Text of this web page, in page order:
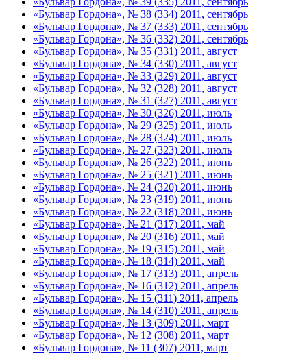
«Бульвар Гордона», № 38 (334) 2011, сентябрь
«Бульвар Гордона», № 37 (333) 2011, сентябрь
«Бульвар Гордона», № 36 (332) 2011, сентябрь
«Бульвар Гордона», № 35 (331) 2011, август
«Бульвар Гордона», № 34 (330) 2011, август
«Бульвар Гордона», № 33 (329) 2011, август
«Бульвар Гордона», № 32 (328) 2011, август
«Бульвар Гордона», № 31 (327) 2011, август
«Бульвар Гордона», № 30 (326) 2011, июль
«Бульвар Гордона», № 29 (325) 2011, июль
«Бульвар Гордона», № 28 (324) 2011, июль
«Бульвар Гордона», № 27 (323) 2011, июль
«Бульвар Гордона», № 26 (322) 2011, июнь
«Бульвар Гордона», № 25 (321) 2011, июнь
«Бульвар Гордона», № 24 (320) 2011, июнь
«Бульвар Гордона», № 23 (319) 2011, июнь
«Бульвар Гордона», № 22 (318) 2011, июнь
«Бульвар Гордона», № 21 (317) 2011, май
«Бульвар Гордона», № 20 (316) 2011, май
«Бульвар Гордона», № 19 (315) 2011, май
«Бульвар Гордона», № 18 (314) 2011, май
«Бульвар Гордона», № 17 (313) 2011, апрель
«Бульвар Гордона», № 16 (312) 2011, апрель
«Бульвар Гордона», № 15 (311) 2011, апрель
«Бульвар Гордона», № 14 (310) 2011, апрель
«Бульвар Гордона», № 13 (309) 2011, март
«Бульвар Гордона», № 12 (308) 2011, март
«Бульвар Гордона», № 11 (307) 2011, март